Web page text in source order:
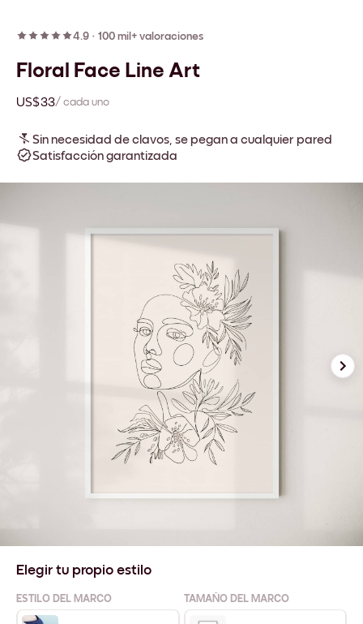
4.9 · 100 mil+ valoraciones
Floral Face Line Art
US$33/ cada uno
Sin necesidad de clavos, se pegan a cualquier pared
Satisfacción garantizada
Elegir tu propio estilo
ESTILO DEL MARCO TAMAÑO DEL MARCO